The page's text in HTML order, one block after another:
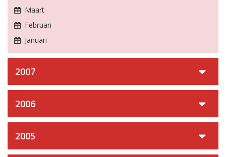
Maart
Februari
Januari
2007
2006
2005